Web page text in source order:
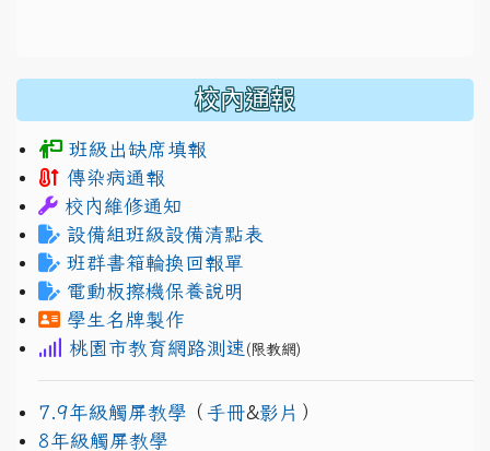
校內通報
班級出缺席填報
傳染病通報
校內維修通知
設備組班級設備清點表
班群書箱輪換回報單
電動板擦機保養說明
學生名牌製作
桃園市教育網路測速 (限教網)
7.9年級觸屏教學 （ 手冊&影片 ）
8年級觸屏教學